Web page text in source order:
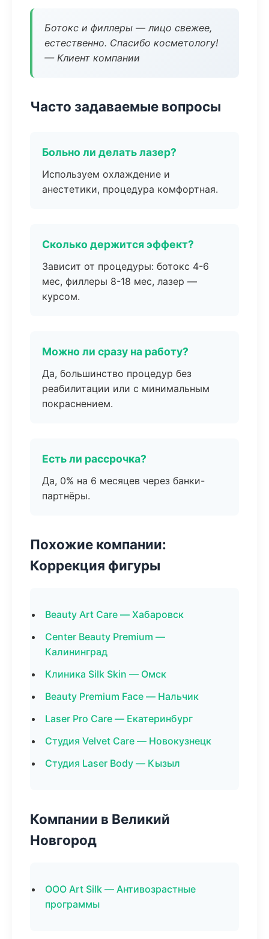
Ботокс и филлеры — лицо свежее,
естественно. Спасибо косметологу!
— Клиент компании
Часто задаваемые вопросы
Больно ли делать лазер?
Используем охлаждение и
анестетики, процедура комфортная.
Сколько держится эффект?
Зависит от процедуры: ботокс 4-6
мес, филлеры 8-18 мес, лазер —
курсом.
Можно ли сразу на работу?
Да, большинство процедур без
реабилитации или с минимальным
покраснением.
Есть ли рассрочка?
Да, 0% на 6 месяцев через банки-
партнёры.
Похожие компании:
Коррекция фигуры
Beauty Art Care — Хабаровск
Center Beauty Premium —
Калининград
Клиника Silk Skin — Омск
Beauty Premium Face — Нальчик
Laser Pro Care — Екатеринбург
Студия Velvet Care — Новокузнецк
Студия Laser Body — Кызыл
Компании в Великий
Новгород
ООО Art Silk — Антивозрастные
программы